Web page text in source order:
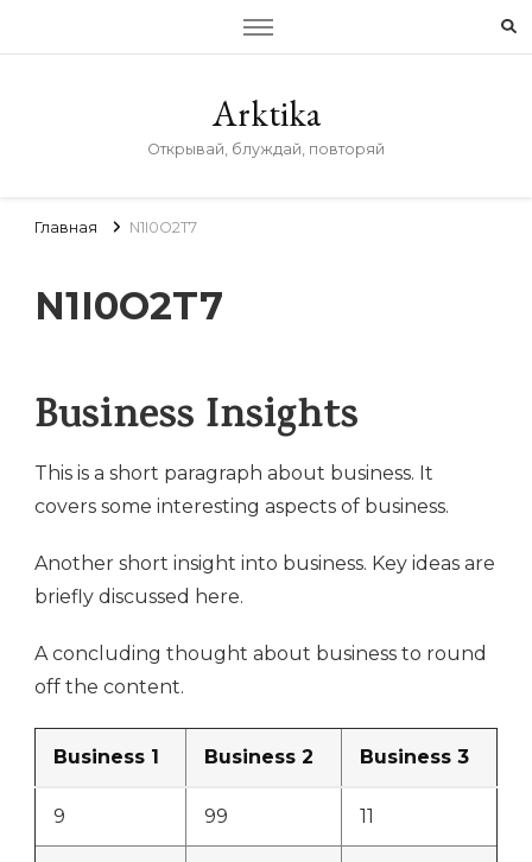
Arktika
Открывай, блуждай, повторяй
Главная N1I0O2T7
N1I0O2T7
Business Insights
This is a short paragraph about business. It
covers some interesting aspects of business.
Another short insight into business. Key ideas are
briefly discussed here.
A concluding thought about business to round
off the content.
Business 1 Business 2 Business 3
9 99 11